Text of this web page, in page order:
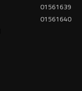
01561639
01561640